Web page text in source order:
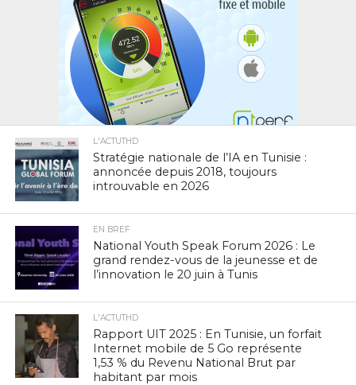
L'ACTUTHD
Stratégie nationale de l’IA en Tunisie :
annoncée depuis 2018, toujours
introuvable en 2026
EN BREF
National Youth Speak Forum 2026 : Le
grand rendez-vous de la jeunesse et de
l’innovation le 20 juin à Tunis
L'ACTUTHD
Rapport UIT 2025 : En Tunisie, un forfait
Internet mobile de 5 Go représente
1,53 % du Revenu National Brut par
habitant par mois